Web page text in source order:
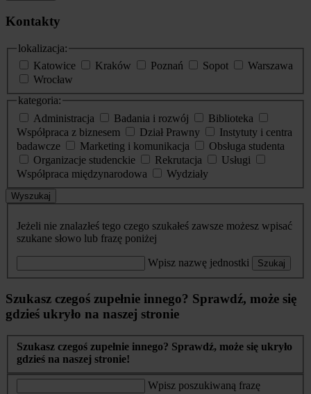
Kontakty
lokalizacja:
Katowice
Kraków Poznań Sopot
Warszawa
Wrocław
kategoria:
Administracja
Badania i rozwój
Biblioteka
Współpraca z biznesem
Dział Prawny
Instytuty i centra
badawcze
Marketing i komunikacja
Obsługa studenta
Organizacje studenckie
Rekrutacja
Usługi
Współpraca międzynarodowa
Wydziały
Wyszukaj
Jeżeli nie znalazłeś tego czego szukałeś zawsze możesz wpisać
szukane słowo lub frazę poniżej
Wpisz nazwę jednostki Szukaj
Szukasz czegoś zupełnie innego? Sprawdź, może się
gdzieś ukryło na naszej stronie
Szukasz czegoś zupełnie innego? Sprawdź, może się ukryło
gdzieś na naszej stronie!
Wpisz poszukiwaną frazę